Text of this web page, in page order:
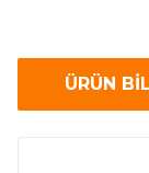
ÜRÜN